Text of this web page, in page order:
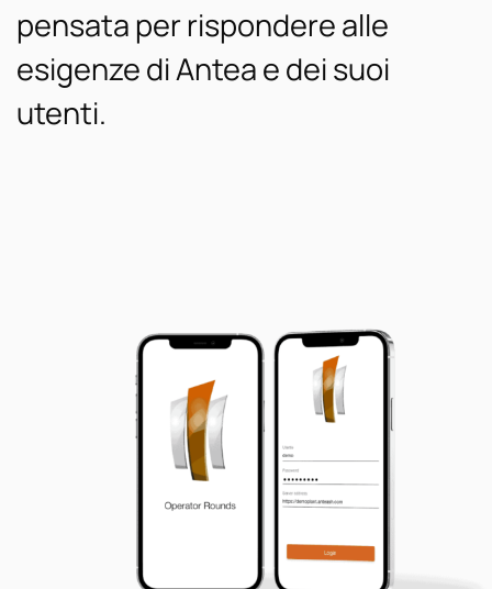
pensata per rispondere alle
esigenze di Antea e dei suoi
utenti.